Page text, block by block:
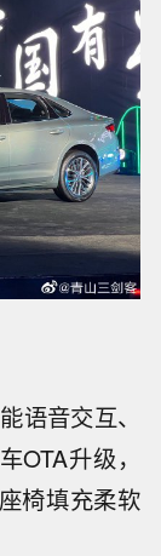
语音交互、
OTA升级，
椅填充柔软